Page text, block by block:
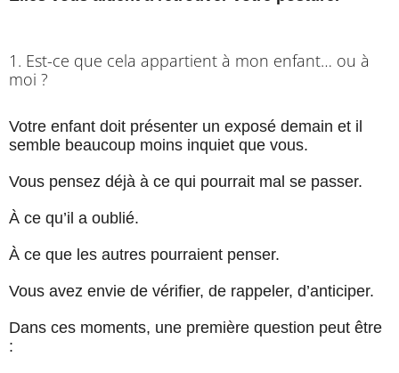
1. Est-ce que cela appartient à mon enfant… ou à
moi ?
Votre enfant doit présenter un exposé demain et il
semble beaucoup moins inquiet que vous.
Vous pensez déjà à ce qui pourrait mal se passer.
À ce qu’il a oublié.
À ce que les autres pourraient penser.
Vous avez envie de vérifier, de rappeler, d’anticiper.
Dans ces moments, une première question peut être
: